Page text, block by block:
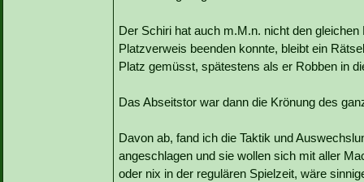
Der Schiri hat auch m.M.n. nicht den
Platzverweis beenden konnte, bleibt ein
Platz gemüsst, spätestens als er Robben in
Das Abseitstor war dann die Krönung des
Davon ab, fand ich die Taktik und
angeschlagen und sie wollen sich mit aller
oder nix in der regulären Spielzeit, wäre